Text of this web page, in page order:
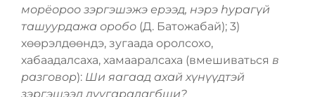
морёороо зэргэшэжэ ерээд, нэрэ һурагүй
ташуурдажа оробо (Д. Батожабай); 3)
хѳѳрэлдѳѳндэ, зугаада оролсохо,
хабаадалсаха, хамааралсаха (вмешиваться в
разговор): Ши яагаад ахай хүнүүдтэй
зэргэшээд дуугарадагбши?